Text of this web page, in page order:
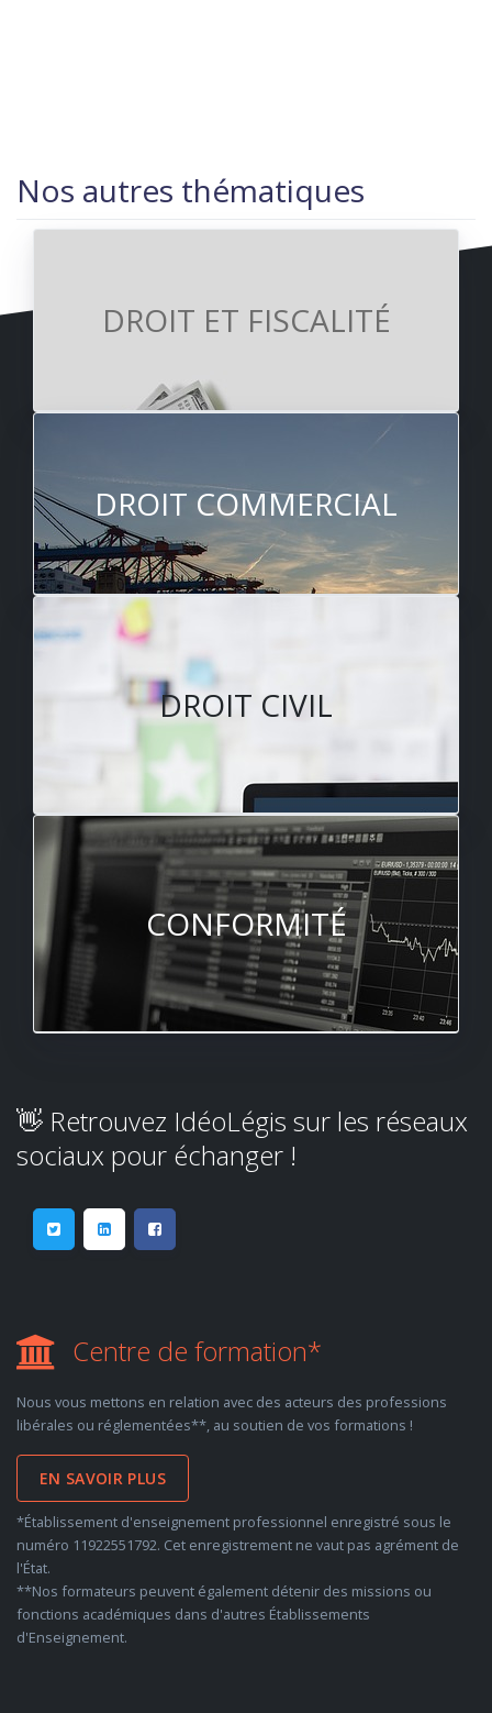
Nos autres thématiques
DROIT ET FISCALITÉ
DROIT COMMERCIAL
DROIT CIVIL
CONFORMITÉ
👋 Retrouvez IdéoLégis sur les réseaux
sociaux pour échanger !
Centre de formation*
Nous vous mettons en relation avec des acteurs des professions
libérales ou réglementées**, au soutien de vos formations !
EN SAVOIR PLUS
*Établissement d'enseignement professionnel enregistré sous le
numéro 11922551792. Cet enregistrement ne vaut pas agrément de
l'État.
**Nos formateurs peuvent également détenir des missions ou
fonctions académiques dans d'autres Établissements
d'Enseignement.